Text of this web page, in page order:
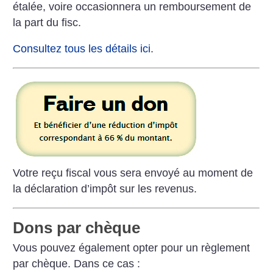
étalée, voire occasionnera un remboursement de
la part du fisc.
Consultez tous les détails ici.
Votre reçu fiscal vous sera envoyé au moment de
la déclaration d’impôt sur les revenus.
Dons par chèque
Vous pouvez également opter pour un règlement
par chèque. Dans ce cas :